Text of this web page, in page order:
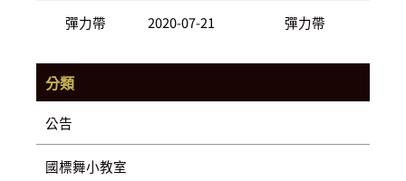
彈力帶 2020-07-21 彈力帶
分類
公告
國標舞小教室